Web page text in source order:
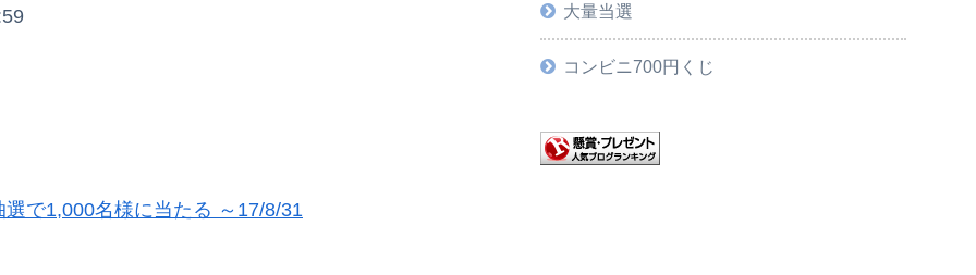
で1,000名様に当たる ～17/8/31
大量当選
コンビニ700円くじ